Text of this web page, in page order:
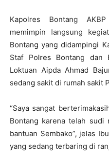
Kapolres Bontang
memimpin langsung
Bontang yang didampingi
Staf Polres Bontang dan
Loktuan Aipda Ahmad
sedang sakit di rumah sakit
“Saya sangat
Bontang karena telah sudi
bantuan Sembako”, jelas
yang sedang terbaring di